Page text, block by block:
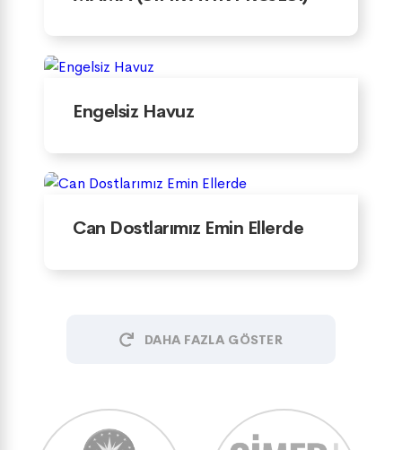
Engelsiz Havuz
Can Dostlarımız Emin Ellerde
DAHA FAZLA GÖSTER